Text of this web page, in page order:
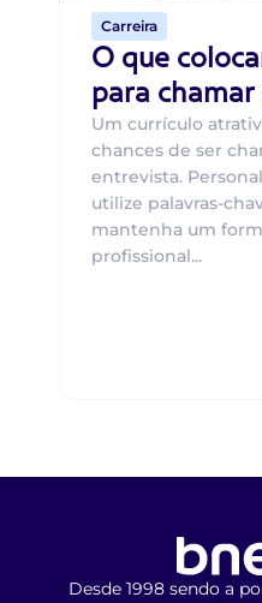
Carreira
O que
para chamar
Um currículo
chances de ser
entrevista.
utilize palavras-
mantenha um
profissional...
Desde 1998 sendo a